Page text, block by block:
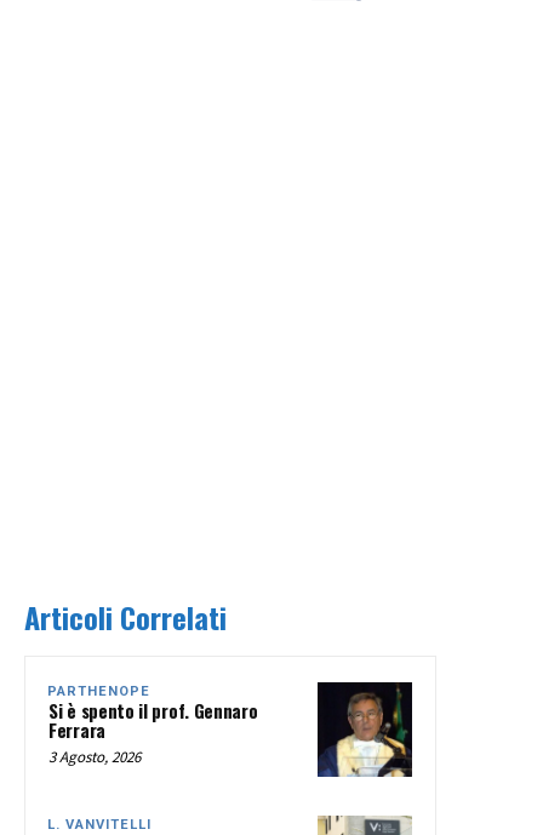
Articoli Correlati
PARTHENOPE
Si è spento il prof. Gennaro
Ferrara
3 Agosto, 2026
L. VANVITELLI